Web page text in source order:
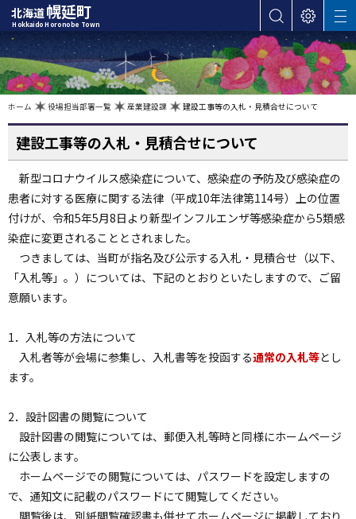
本
文
へ
カ
テ
ゴ
リ
・
ニ
ュ
ー
ビ
ー
ョ
・
ニ
ュ
北海道幌延町
Hokkaido Horonobe Town
表
示
設
定
サ
イ
ト
内
検
索
M
E
N
U
在
置
ホーム 役場担当部署一覧 産業建設課 建設工事等の入札・見積合せについて
建設工事等の入札・見積合せについて
新型コロナウイルス感染症について、感染症の予防及び感染症の
患者に対する医療に関する法律（平成10年法律第114号）上の位置
付けが、令和5年5月8日より新型インフルエンザ等感染症から5類感
染症に変更されることとされました。
つきましては、当町が指名及び公示する入札・見積合せ（以下、
「入札等」。）については、下記のとおりといたしますので、ご留
意願います。
1．入札等の方法について
入札者等が会場に参集し、入札書等を投函する通常の入札等とし
ます。
2．設計図書の閲覧について
設計図書の閲覧については、郵便入札等時と同様にホームページ
に公表します。
ホームページでの閲覧については、パスワードを設定しますの
で、通知文に記載のパスワードにて閲覧してください。
閲覧後は、別紙閲覧確認書も併せてホームページに掲載しており